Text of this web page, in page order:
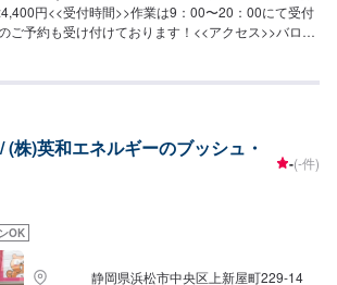
円<<受付時間>>作業は9：00〜20：00にて受付
ご予約も受け付けております！<<アクセス>>バロー
株)英和エネルギーのブッシュ・
-(-件)
OK
静岡県浜松市中央区上新屋町229-14